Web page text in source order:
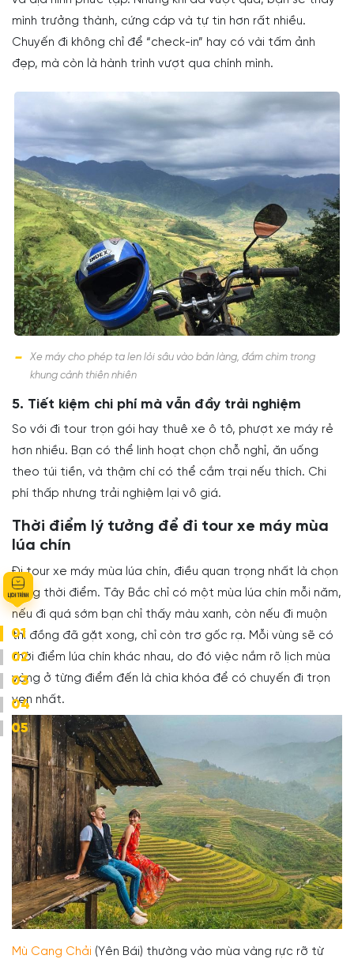
mình trưởng thành, cứng cáp và tự tin hơn rất nhiều.
Chuyến đi không chỉ để “check-in” hay có vài tấm ảnh
đẹp, mà còn là hành trình vượt qua chính mình.
Xe máy cho phép ta len lỏi sâu vào bản làng, đắm chìm trong
khung cảnh thiên nhiên
5. Tiết kiệm chi phí mà vẫn đầy trải nghiệm
So với đi tour trọn gói hay thuê xe ô tô, phượt xe máy rẻ
hơn nhiều. Bạn có thể linh hoạt chọn chỗ nghỉ, ăn uống
theo túi tiền, và thậm chí có thể cắm trại nếu thích. Chi
phí thấp nhưng trải nghiệm lại vô giá.
Thời điểm lý tưởng để đi tour xe máy mùa
lúa chín
Đi tour xe máy mùa lúa chín, điều quan trọng nhất là chọn
đúng thời điểm. Tây Bắc chỉ có một mùa lúa chín mỗi năm,
nếu đi quá sớm bạn chỉ thấy màu xanh, còn nếu đi muộn
thì đồng đã gặt xong, chỉ còn trơ gốc rạ. Mỗi vùng sẽ có
thời điểm lúa chín khác nhau, do đó việc nắm rõ lịch mùa
vàng ở từng điểm đến là chìa khóa để có chuyến đi trọn
vẹn nhất.
Mù Cang Chải (Yên Bái) thường vào mùa vàng rực rỡ từ
01
02
03
04
05